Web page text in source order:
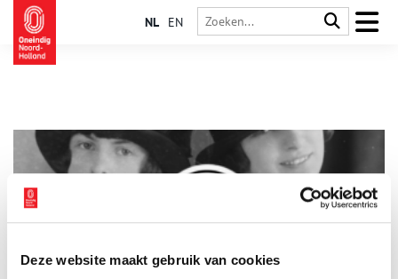
Deze website maakt gebruik van cookies
NL EN